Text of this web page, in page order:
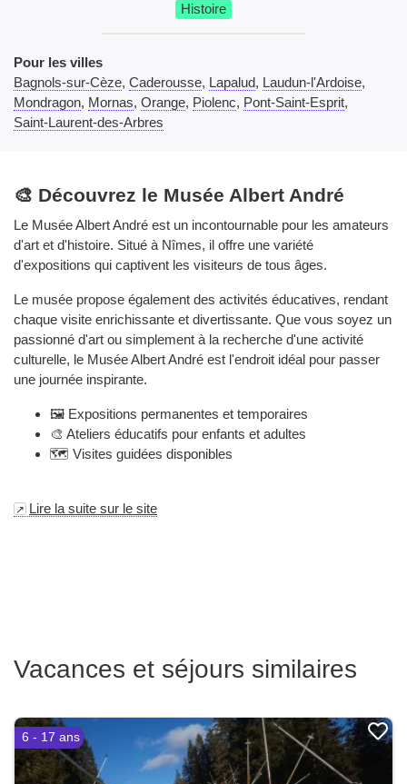
Histoire
Pour les villes
Bagnols-sur-Cèze, Caderousse, Lapalud, Laudun-l'Ardoise,
Mondragon, Mornas, Orange, Piolenc, Pont-Saint-Esprit,
Saint-Laurent-des-Arbres
🎨 Découvrez le Musée Albert André
Le Musée Albert André est un incontournable pour les amateurs
d'art et d'histoire. Situé à Nîmes, il offre une variété
d'expositions qui captivent les visiteurs de tous âges.
Le musée propose également des activités éducatives, rendant
chaque visite enrichissante et divertissante. Que vous soyez un
passionné d'art ou simplement à la recherche d'une activité
culturelle, le Musée Albert André est l'endroit idéal pour passer
une journée inspirante.
🖼️ Expositions permanentes et temporaires
🎨 Ateliers éducatifs pour enfants et adultes
🗺️ Visites guidées disponibles
Lire la suite sur le site
Vacances et séjours similaires
6 - 17 ans